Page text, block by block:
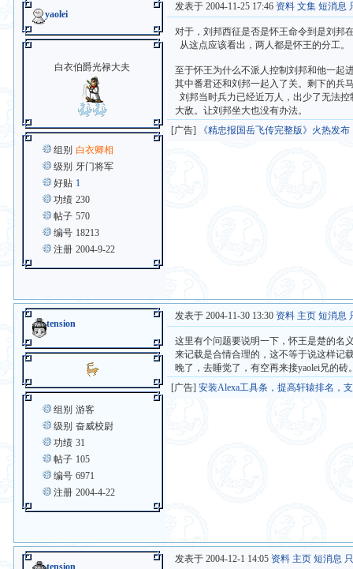
yaolei
白衣伯爵光禄大夫
组别 白衣卿相
级别 牙门将军
好贴 1
功绩 230
帖子 570
编号 18213
注册 2004-9-22
发表于 2004-11-25 17:46 资料 文集 短消息
对于，刘邦西征是否是怀王命令到是刘邦
从这点应该看出，两人都是怀王的分工。
至于怀王为什么不派人控制刘邦和他一起
其中番君还和刘邦一起入了关。剩下的兵
刘邦当时兵力已经近万人，出少了无法
大敌。让刘邦坐大也没有办法。
[广告]
《精忠报国岳飞传完整版》火热发布
tension
组别 游客
级别 奋威校尉
功绩 31
帖子 105
编号 6971
注册 2004-4-22
发表于 2004-11-30 13:30 资料 主页 短消息
这里有个问题要说明一下，怀王是楚的名
来记载是合情合理的，这不等于说这样记
晚了，去睡觉了，有空再来接yaolei兄的砖
[广告]安装Alexa工具条，提高轩辕排名，
tension
发表于 2004-12-1 14:05 资料 主页 短消息